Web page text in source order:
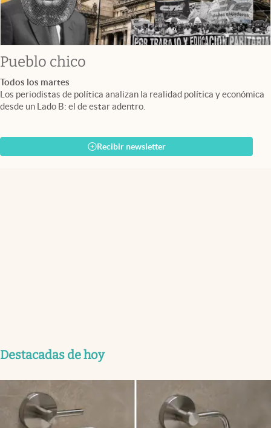
Pueblo chico
Todos los martes
Los periodistas de política analizan la realidad política y económica
desde un Lado B: el de estar adentro.
Recibir newsletter
Destacadas de hoy